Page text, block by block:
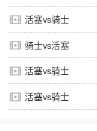
活塞vs骑士
骑士vs活塞
活塞vs骑士
活塞vs骑士